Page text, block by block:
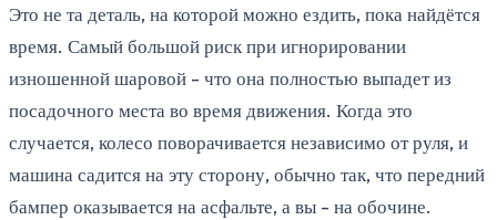
Это не та деталь, на которой можно ездить, пока найдётся
время. Самый большой риск при игнорировании
изношенной шаровой - что она полностью выпадет из
посадочного места во время движения. Когда это
случается, колесо поворачивается независимо от руля, и
машина садится на эту сторону, обычно так, что передний
бампер оказывается на асфальте, а вы - на обочине.